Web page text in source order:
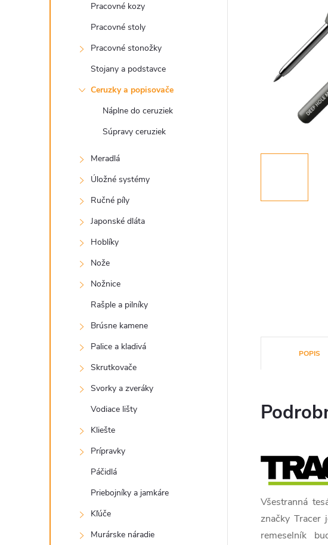
Pracovné kozy
Pracovné stoly
Pracovné stonožky
Stojany a podstavce
Ceruzky a popisovače
Náplne do ceruziek
Súpravy ceruziek
Meradlá
Úložné systémy
Ručné píly
Japonské dláta
Hoblíky
Nože
Nožnice
Rašple a pilníky
Brúsne kamene
Palice a kladivá
Skrutkovače
Svorky a zveráky
Vodiace lišty
Kliešte
Prípravky
Páčidlá
Priebojníky a jamkáre
Kľúče
Murárske náradie
POPIS
Všestranná
značky Tracer
remeselník